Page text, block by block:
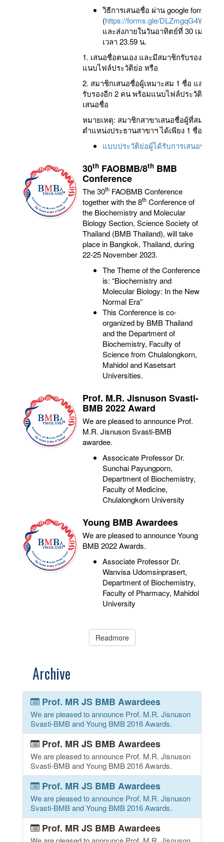
วิธีการเสนอชื่อ ผ่าน google form
(https://forms.gle/
และส่งภายในวันอาทิตย์ที่ 30 เมษายน
เวลา 23.59 น.
1. เสนอชื่อตนเอง และมีสมาชิกรับรอง 2 คน
แนบไฟล์ประวัติย่อ หรือ
2. สมาชิกเสนอชื่อผู้เหมาะสม 1 ชื่อ และมีสม
รับรองอีก 2 คน พร้อมแนบไฟล์ประวัติย่อผู้ไ
เสนอชื่อ
หมายเหตุ: สมาชิกสาขาเสนอชื่อผู้ที่สมควรด
ตำแหน่งประธานสาขาฯ ได้เพียง 1 ชื่อเท่านั้น
แบบประวัติย่อผู้ได้รับการเสนอชื่อ
30th FAOBMB/8th BMB
Conference
The 30th FAOBMB Conference
together with the 8th Conference of
the Biochemistry and Molecular
Biology Section, Science Society of
Thailand (BMB Thailand), will take
place in Bangkok, Thailand, during
22-25 November 2023.
The Theme of the Conference
is: “Biochemistry and
Molecular Biology: In the New
Normal Era”
This Conference is co-
organized by BMB Thailand
and the Department of
Biochemistry, Faculty of
Science from Chulalongkorn,
Mahidol and Kasetsart
Universities.
Prof. M.R. Jisnuson Svasti-
BMB 2022 Award
We are pleased to announce Prof.
M.R. Jisnuson Svasti-BMB
awardee.
Associcate Professor Dr.
Sunchai Payungporn,
Department of Biochemistry,
Faculty of Medicine,
Chulalongkorn University
Young BMB Awardees
We are pleased to announce Young
BMB 2022 Awards.
Associate Professor Dr.
Wanvisa Udomsinprasert,
Department of Biochemistry,
Faculty of Pharmacy, Mahidol
University
Readmore
Archive
Prof. MR JS BMB Awardees
We are pleased to announce Prof. M.R. Jisnuson
Svasti-BMB and Young BMB 2016 Awards.
Prof. MR JS BMB Awardees
We are pleased to announce Prof. M.R. Jisnuson
Svasti-BMB and Young BMB 2016 Awards.
Prof. MR JS BMB Awardees
We are pleased to announce Prof. M.R. Jisnuson
Svasti-BMB and Young BMB 2016 Awards.
Prof. MR JS BMB Awardees